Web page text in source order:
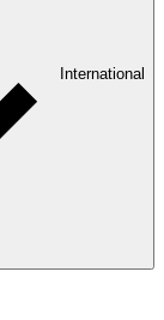
International